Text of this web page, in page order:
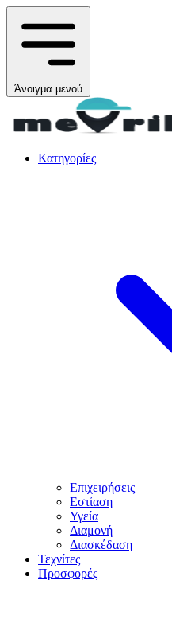
Άνοιγμα μενού
Κατηγορίες
Επιχειρήσεις
Εστίαση
Υγεία
Διαμονή
Διασκέδαση
Τεχνίτες
Προσφορές